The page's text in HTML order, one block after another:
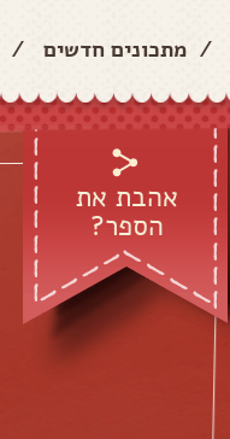
/ מתכונים חדשים /
אהבת את
הספר?